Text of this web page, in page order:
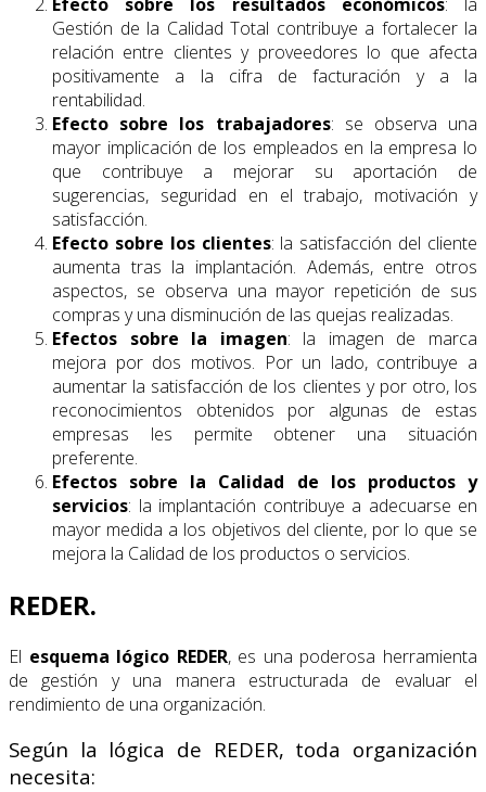
Gestión de la Calidad Total contribuye a fortalecer la
relación entre clientes y proveedores lo que afecta
positivamente a la cifra de facturación y a la
rentabilidad.
Efecto sobre los trabajadores: se observa una
mayor implicación de los empleados en la empresa lo
que contribuye a mejorar su aportación de
sugerencias, seguridad en el trabajo, motivación y
satisfacción.
Efecto sobre los clientes: la satisfacción del cliente
aumenta tras la implantación. Además, entre otros
aspectos, se observa una mayor repetición de sus
compras y una disminución de las quejas realizadas.
Efectos sobre la imagen: la imagen de marca
mejora por dos motivos. Por un lado, contribuye a
aumentar la satisfacción de los clientes y por otro, los
reconocimientos obtenidos por algunas de estas
empresas les permite obtener una situación
preferente.
Efectos sobre la Calidad
de los productos y
servicios: la implantación contribuye a adecuarse en
mayor medida a los objetivos del cliente, por lo que se
mejora la Calidad de los productos o servicios.
REDER.
El esquema lógico REDER, es una poderosa herramienta
de gestión y una manera estructurada de evaluar el
rendimiento de una organización.
Según la lógica de REDER, toda organización
necesita: